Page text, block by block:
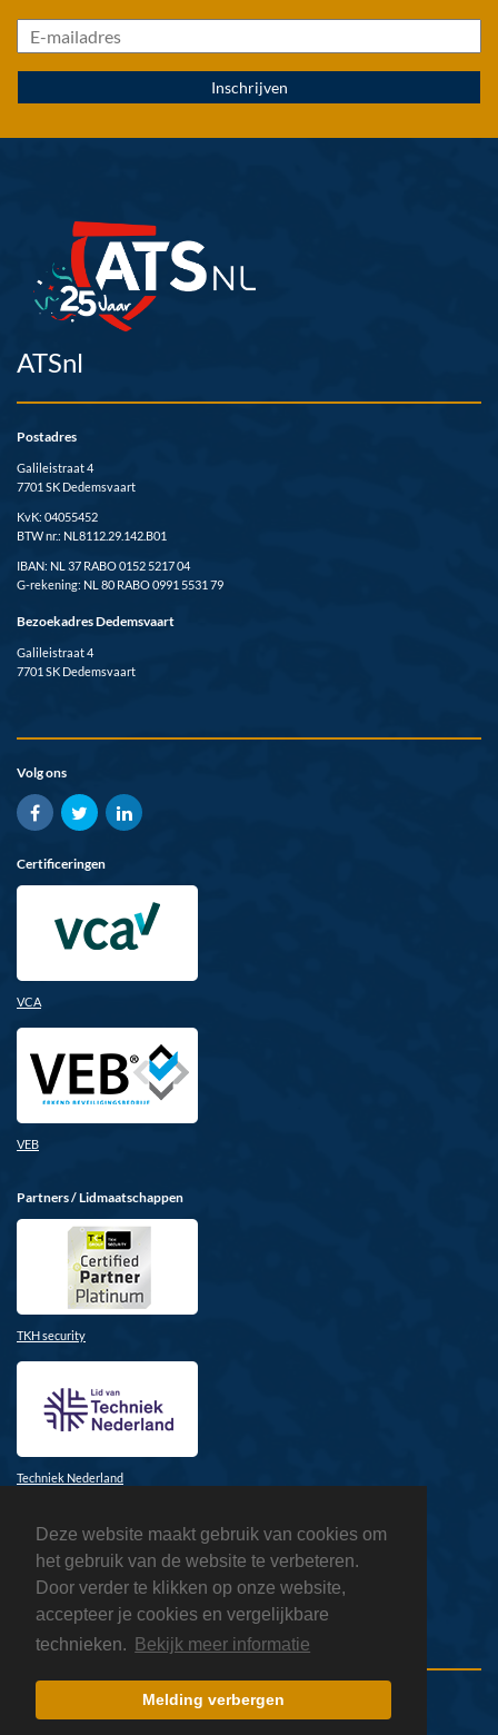
Deze website maakt gebruik van cookies om
het gebruik van de website te verbeteren.
Door verder te klikken op onze website,
accepteer je cookies en vergelijkbare
technieken.
Bekijk meer informatie
Melding verbergen
ATSnl
Postadres
Galileistraat 4
7701 SK Dedemsvaart
KvK: 04055452
BTW nr.: NL8112.29.142.B01
IBAN: NL 37 RABO 0152 5217 04
G-rekening: NL 80 RABO 0991 5531 79
Bezoekadres Dedemsvaart
Galileistraat 4
7701 SK Dedemsvaart
Volg ons
Certificeringen
VCA
VEB
Partners / Lidmaatschappen
TKH security
Techniek Nederland
Honeywell
Privacyverklaring